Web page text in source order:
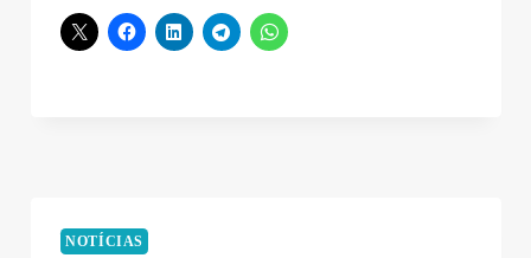
NOTÍCIAS